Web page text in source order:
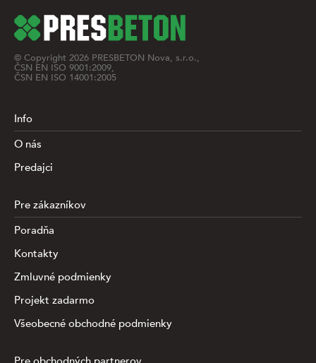
© Copyright 2026 PRESBETON Nova, s.r.o.,
ČSN EN ISO 9001:2009,
ČSN EN ISO 14001:2005
Info
O nás
Predajci
Pre zákazníkov
Poradňa
Kontakty
Zmluvné podmienky
Projekt zadarmo
Všeobecné obchodné podmienky